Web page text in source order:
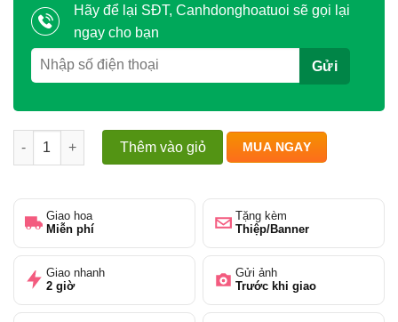
Hãy để lại SĐT, Canhdonghoatuoi sẽ gọi lại
ngay cho bạn
Khai trương hồng phát – Vạn điều như mơ số lượng
Thêm vào giỏ MUA NGAY
Giao hoa
Miễn phí
Tặng kèm
Thiệp/Banner
Giao nhanh
2 giờ
Gửi ảnh
Trước khi giao